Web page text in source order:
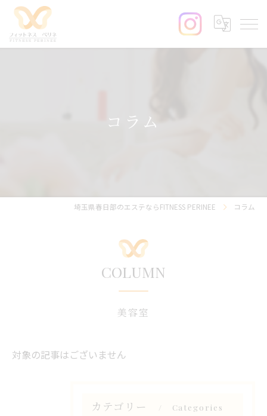
コラム
埼玉県春日部のエステならFITNESS PERINEE コラム
COLUMN
美容室
対象の記事はございません
カテゴリー Categories